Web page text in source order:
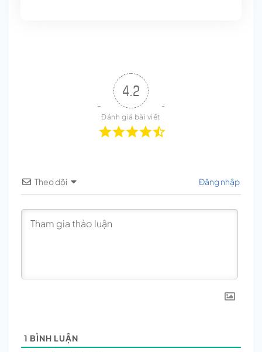
4.2
Đánh giá bài viết
Theo dõi Đăng nhập
1 BÌNH LUẬN